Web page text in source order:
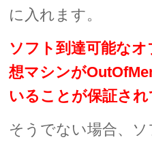
に入れます。
ソフト到達可能な
想マシンが
いることが保証され
そうでない場合、